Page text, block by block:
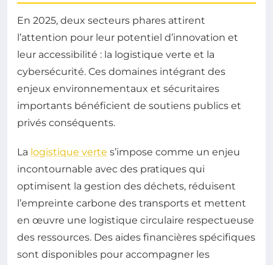
En 2025, deux secteurs phares attirent
l’attention pour leur potentiel d’innovation et
leur accessibilité : la logistique verte et la
cybersécurité. Ces domaines intégrant des
enjeux environnementaux et sécuritaires
importants bénéficient de soutiens publics et
privés conséquents.
La logistique verte s’impose comme un enjeu
incontournable avec des pratiques qui
optimisent la gestion des déchets, réduisent
l’empreinte carbone des transports et mettent
en œuvre une logistique circulaire respectueuse
des ressources. Des aides financières spécifiques
sont disponibles pour accompagner les